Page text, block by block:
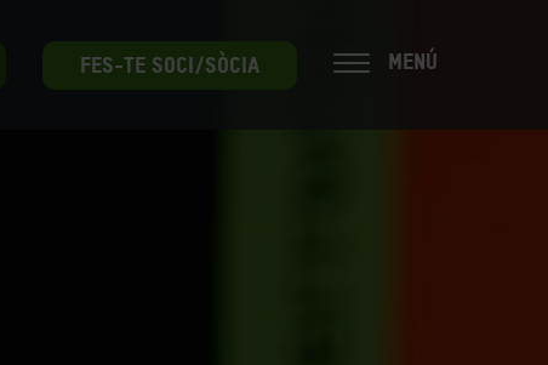
FES-TE SOCI/SÒCIA MENÚ